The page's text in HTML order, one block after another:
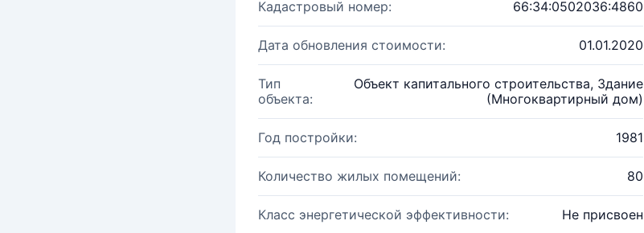
Кадастровый номер: 66:34:0502036:4860
Дата обновления стоимости: 01.01.2020
Тип
объекта:
Объект капитального строительства, Здание
(Многоквартирный дом)
Год постройки: 1981
Количество жилых помещений: 80
Класс энергетической эффективности: Не присвоен